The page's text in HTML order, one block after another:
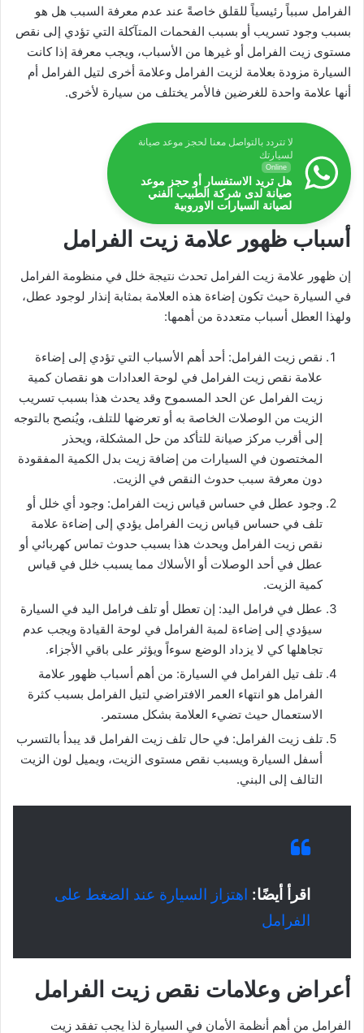
الفرامل سبباً رئيسياً للقلق خاصةً عند عدم معرفة السبب هل هو
بسبب وجود تسريب أو بسبب الفحمات المتآكلة التي تؤدي إلى نقص
مستوى زيت الفرامل أو غيرها من الأسباب، ويجب معرفة إذا كانت
السيارة مزودة بعلامة لزيت الفرامل وعلامة أخرى لتيل الفرامل أم
أنها علامة واحدة للغرضين فالأمر يختلف من سيارة لأخرى.
لا تتردد بالتواصل معنا لحجز موعد صيانة
لسيارتك
Online
هل تريد الاستفسار أو حجز موعد
صيانة لدى شركة الطبيب الفني
لصيانة السيارات الاوروبية
أسباب ظهور علامة زيت الفرامل
إن ظهور علامة زيت الفرامل تحدث نتيجة خلل في منظومة الفرامل
في السيارة حيث تكون إضاءة هذه العلامة بمثابة إنذار لوجود عطل،
ولهذا العطل أسباب متعددة من أهمها:
نقص زيت الفرامل: أحد أهم الأسباب التي تؤدي إلى إضاءة
علامة نقص زيت الفرامل في لوحة العدادات هو نقصان كمية
زيت الفرامل عن الحد المسموح وقد يحدث هذا بسبب تسريب
الزيت من الوصلات الخاصة به أو تعرضها للتلف، ويُنصح بالتوجه
إلى أقرب مركز صيانة للتأكد من حل المشكلة، ويحذر
المختصون في السيارات من إضافة زيت بدل الكمية المفقودة
دون معرفة سبب حدوث النقص في الزيت.
وجود عطل في حساس قياس زيت الفرامل: وجود أي خلل أو
تلف في حساس قياس زيت الفرامل يؤدي إلى إضاءة علامة
نقص زيت الفرامل ويحدث هذا بسبب حدوث تماس كهربائي أو
عطل في أحد الوصلات أو الأسلاك مما يسبب خلل في قياس
كمية الزيت.
عطل في فرامل اليد: إن تعطل أو تلف فرامل اليد في السيارة
سيؤدي إلى إضاءة لمبة الفرامل في لوحة القيادة ويجب عدم
تجاهلها كي لا يزداد الوضع سوءاً ويؤثر على باقي الأجزاء.
تلف تيل الفرامل في السيارة: من أهم أسباب ظهور علامة
الفرامل هو انتهاء العمر الافتراضي لتيل الفرامل بسبب كثرة
الاستعمال حيث تضيء العلامة بشكل مستمر.
تلف زيت الفرامل: في حال تلف زيت الفرامل قد يبدأ بالتسرب
أسفل السيارة ويسبب نقص مستوى الزيت، ويميل لون الزيت
التالف إلى البني.
اقرأ أيضًا: اهتزاز السيارة عند الضغط على
الفرامل
أعراض وعلامات نقص زيت الفرامل
الفرامل من أهم أنظمة الأمان في السيارة لذا يجب تفقد زيت